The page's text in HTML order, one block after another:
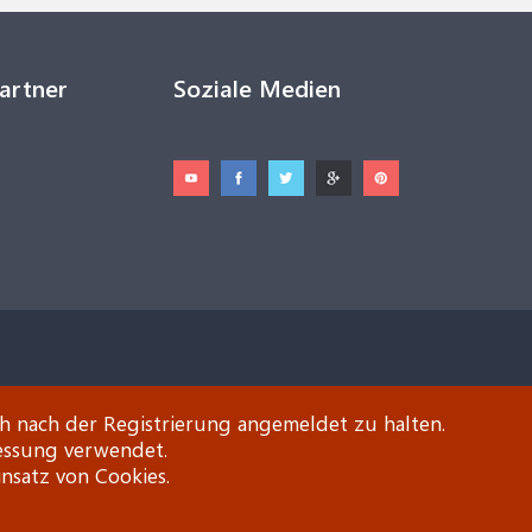
Soziale Medien
nach der Registrierung angemeldet zu halten.
verwendet.
von Cookies.